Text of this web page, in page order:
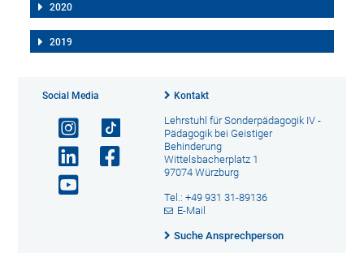
2020
2019
Social Media Kontakt
Lehrstuhl für Sonderpädagogik IV -
Pädagogik bei Geistiger
Behinderung
Wittelsbacherplatz 1
97074 Würzburg
Tel.: +49 931 31-89136
E-Mail
Suche Ansprechperson